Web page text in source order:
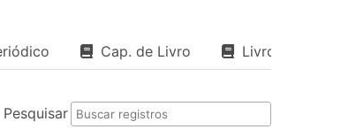
Cap. de Livro Livro
Pesquisar